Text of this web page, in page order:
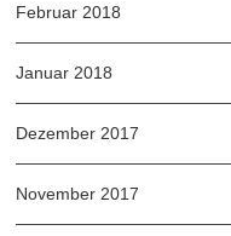
Februar 2018
Januar 2018
Dezember 2017
November 2017